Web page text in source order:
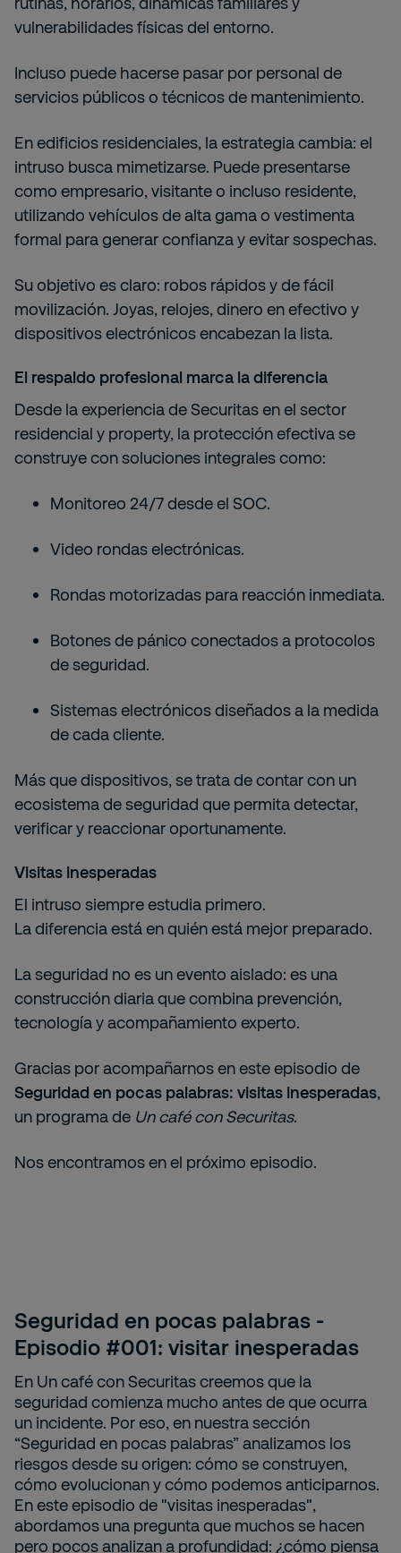
vulnerabilidades físicas del entorno.
Incluso puede hacerse pasar por personal de
servicios públicos o técnicos de mantenimiento.
En edificios residenciales, la estrategia cambia: el
intruso busca mimetizarse. Puede presentarse
como empresario, visitante o incluso residente,
utilizando vehículos de alta gama o vestimenta
formal para generar confianza y evitar sospechas.
Su objetivo es claro: robos rápidos y de fácil
movilización. Joyas, relojes, dinero en efectivo y
dispositivos electrónicos encabezan la lista.
El respaldo profesional marca la diferencia
Desde la experiencia de Securitas en el sector
residencial y property, la protección efectiva se
construye con soluciones integrales como:
Monitoreo 24/7 desde el SOC.
Video rondas electrónicas.
Rondas motorizadas para reacción inmediata.
Botones de pánico conectados a protocolos
de seguridad.
Sistemas electrónicos diseñados a la medida
de cada cliente.
Más que dispositivos, se trata de contar con un
ecosistema de seguridad que permita detectar,
verificar y reaccionar oportunamente.
Visitas inesperadas
El intruso siempre estudia primero.
La diferencia está en quién está mejor preparado.
La seguridad no es un evento aislado: es una
construcción diaria que combina prevención,
tecnología y acompañamiento experto.
Gracias por acompañarnos en este episodio de
Seguridad en pocas palabras: visitas inesperadas,
un programa de Un café con Securitas.
Nos encontramos en el próximo episodio.
Seguridad en pocas palabras -
Episodio #001: visitar inesperadas
En Un café con Securitas creemos que la
seguridad comienza mucho antes de que ocurra
un incidente. Por eso, en nuestra sección
“Seguridad en pocas palabras” analizamos los
riesgos desde su origen: cómo se construyen,
cómo evolucionan y cómo podemos anticiparnos.
En este episodio de "visitas inesperadas",
abordamos una pregunta que muchos se hacen
pero pocos analizan a profundidad: ¿cómo piensa